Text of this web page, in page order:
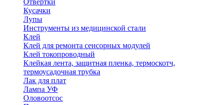
Отвертки
Кусачки
Лупы
Инструменты из медицинской стали
Клей
Клей для ремонта сенсорных модулей
Клей токопроводный
Клейкая лента, защитная пленка, термоскотч,
термоусадочная трубка
Лак для плат
Лампа УФ
Оловоотсос